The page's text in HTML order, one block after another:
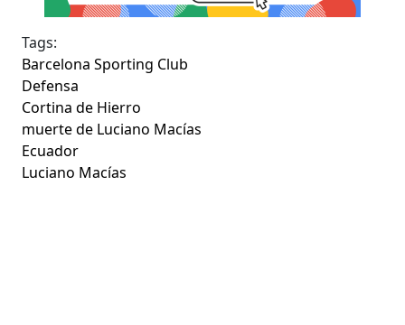
Tags:
Barcelona Sporting Club
Defensa
Cortina de Hierro
muerte de Luciano Macías
Ecuador
Luciano Macías